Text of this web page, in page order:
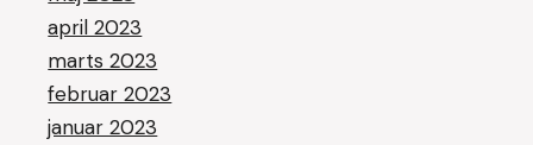
april 2023
marts 2023
februar 2023
januar 2023